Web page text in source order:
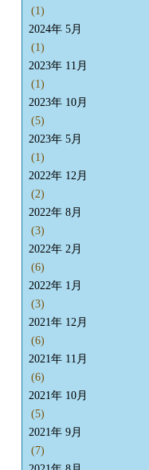
(1)
2024年 5月
(1)
2023年 11月
(1)
2023年 10月
(5)
2023年 5月
(1)
2022年 12月
(2)
2022年 8月
(3)
2022年 2月
(6)
2022年 1月
(3)
2021年 12月
(6)
2021年 11月
(6)
2021年 10月
(5)
2021年 9月
(7)